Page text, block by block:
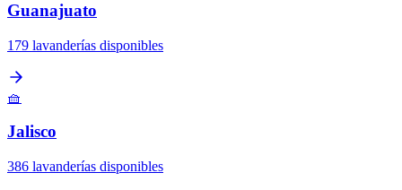
Guanajuato
179 lavanderías disponibles
🧺
Jalisco
386 lavanderías disponibles